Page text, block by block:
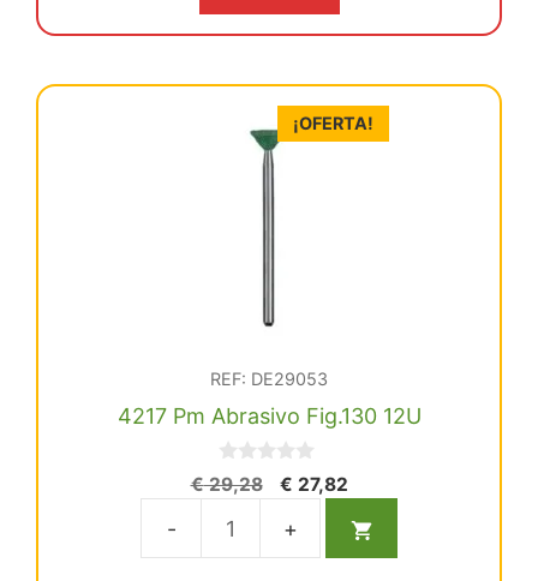
¡OFERTA!
REF: DE29053
4217 Pm Abrasivo Fig.130 12U
0
d
5
€29,28
El
original
era:
€ 27,82El
actual
es:
4217